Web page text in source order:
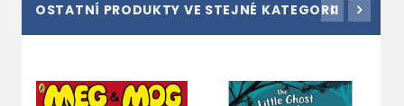
OSTATNÍ PRODUKTY VE STEJNÉ KATEGORII